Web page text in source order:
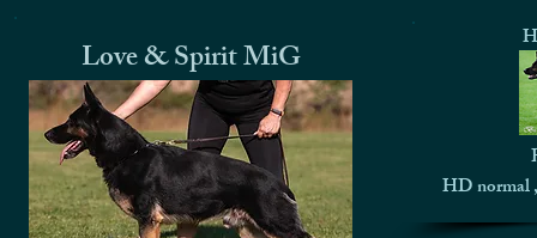
Love & Spirit MiG
HD normal